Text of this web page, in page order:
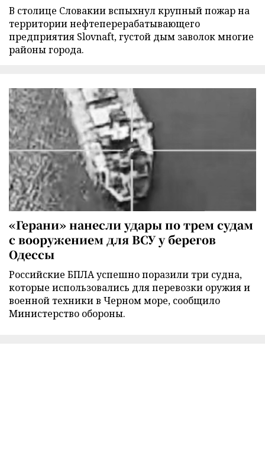
В столице Словакии вспыхнул крупный пожар на
территории нефтеперерабатывающего
предприятия Slovnaft, густой дым заволок многие
районы города.
«Герани» нанесли удары по трем судам
с вооружением для ВСУ у берегов
Одессы
Российские БПЛА успешно поразили три судна,
которые использовались для перевозки оружия и
военной техники в Черном море, сообщило
Министерство обороны.